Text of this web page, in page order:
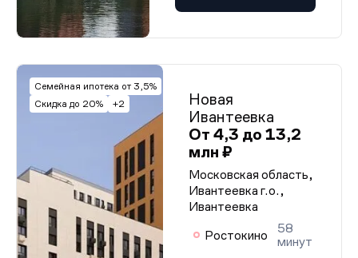
Семейная ипотека от 3,5%
Скидка до 20%
+2
Новая
Ивантеевка
От 4,3 до 13,2
млн ₽
Московская область,
Ивантеевка г.о.,
Ивантеевка
Ростокино
58
минут